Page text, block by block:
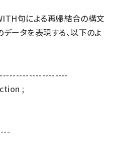
句による再帰結合の構文
ータを表現する、以下のよ
;